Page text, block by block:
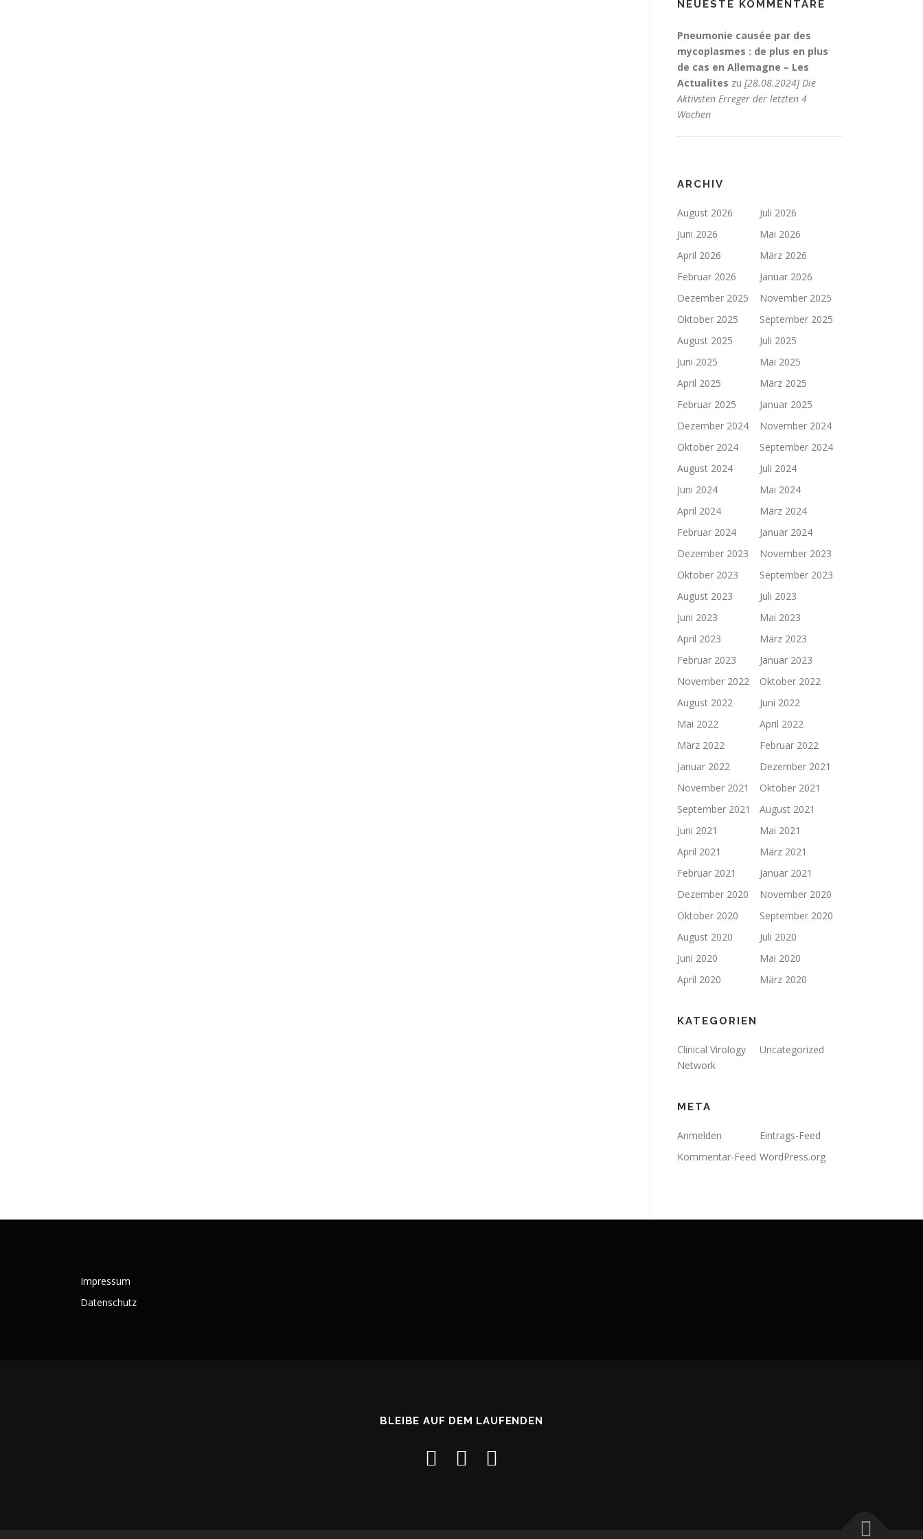
NEUESTE KOMMENTARE
Pneumonie causée par des
mycoplasmes : de plus en plus
de cas en Allemagne – Les
Actualites zu [28.08.2024] Die
Aktivsten Erreger der letzten 4
Wochen
ARCHIV
August 2026
Juli 2026
Juni 2026
Mai 2026
April 2026
März 2026
Februar 2026
Januar 2026
Dezember 2025
November 2025
Oktober 2025
September 2025
August 2025
Juli 2025
Juni 2025
Mai 2025
April 2025
März 2025
Februar 2025
Januar 2025
Dezember 2024
November 2024
Oktober 2024
September 2024
August 2024
Juli 2024
Juni 2024
Mai 2024
April 2024
März 2024
Februar 2024
Januar 2024
Dezember 2023
November 2023
Oktober 2023
September 2023
August 2023
Juli 2023
Juni 2023
Mai 2023
April 2023
März 2023
Februar 2023
Januar 2023
November 2022
Oktober 2022
August 2022
Juni 2022
Mai 2022
April 2022
März 2022
Februar 2022
Januar 2022
Dezember 2021
November 2021
Oktober 2021
September 2021
August 2021
Juni 2021
Mai 2021
April 2021
März 2021
Februar 2021
Januar 2021
Dezember 2020
November 2020
Oktober 2020
September 2020
August 2020
Juli 2020
Juni 2020
Mai 2020
April 2020
März 2020
KATEGORIEN
Clinical Virology
Network
Uncategorized
META
Anmelden
Eintrags-Feed
Kommentar-Feed WordPress.org
Impressum
Datenschutz
BLEIBE AUF DEM LAUFENDEN